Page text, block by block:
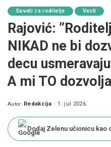
Saveti za roditelje Vesti
Rajović:
NIKAD ne bi
decu
A mi TO
Posted
Autor: Redakcija 1. jul 2026.
Dodaj Zelenu učionicu kao